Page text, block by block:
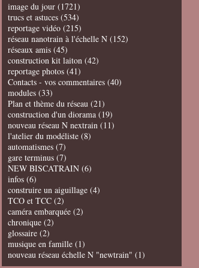
image du jour (1721)
trucs et astuces (534)
reportage vidéo (215)
réseau nanotrain à l'échelle N (152)
réseaux amis (45)
construction kit laiton (42)
reportage photos (41)
Contacts - vos commentaires (40)
modules (33)
Plan et thème du réseau (21)
construction d'un diorama (19)
nouveau réseau N nextrain (11)
l'atelier du modéliste (8)
automatismes (7)
gare terminus (7)
NEW BISCATRAIN (6)
infos (6)
construire un aiguillage (4)
TCO et TCC (2)
caméra embarquée (2)
chronique (2)
glossaire (2)
musique en famille (1)
nouveau réseau échelle N "newtrain" (1)